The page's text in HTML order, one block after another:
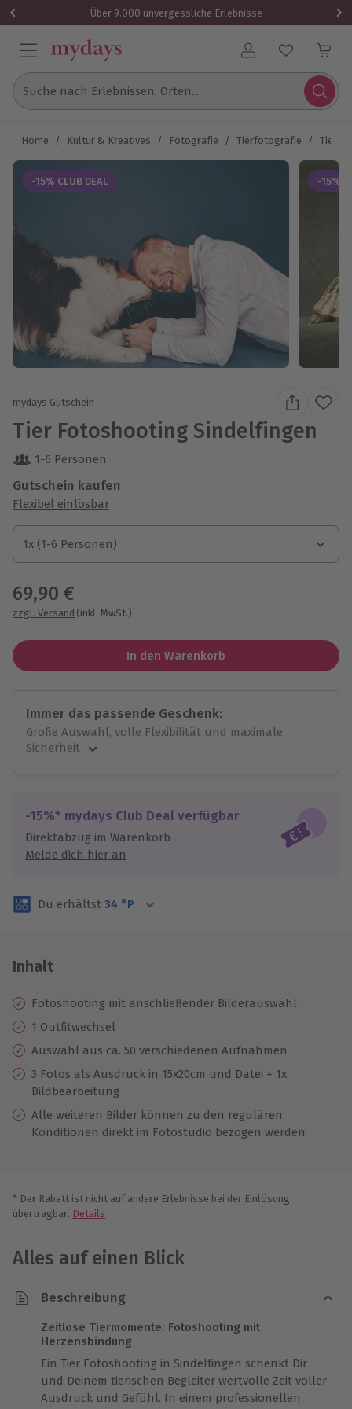
Über 9.000 unvergessliche Erlebnisse
Benutzerkonto
Suche nach Erlebnissen, Orten...
Home / Kultur & Kreatives / Fotografie / Tierfotografie / Tier
-15% CLUB DEAL -15%
mydays Gutschein
Tier Fotoshooting Sindelfingen
1-6 Personen
Gutschein kaufen
Flexibel einlösbar
1x (1-6 Personen)
1x (1-6 Personen)
1x (1-6 Personen)
69,90 €
zzgl. Versand (inkl. MwSt.)
In den Warenkorb
Immer das passende Geschenk:
Große Auswahl, volle Flexibilität und maximale
Sicherheit
Jeder Gutschein für alle Erlebnisse einlösbar.
Maximale Sicherheit
3 Jahre gültig & verlängerbar.
-15%* mydays Club Deal verfügbar
Direktabzug im Warenkorb
Melde dich hier an
Du erhältst 34 °P
Inhalt
Fotoshooting mit anschließender Bilderauswahl
1 Outfitwechsel
Auswahl aus ca. 50 verschiedenen Aufnahmen
3 Fotos als Ausdruck in 15x20cm und Datei + 1x
Bildbearbeitung
Alle weiteren Bilder können zu den regulären
Konditionen direkt im Fotostudio bezogen werden
* Der Rabatt ist nicht auf andere Erlebnisse bei der Einlösung
übertragbar. Details
Alles auf einen Blick
Beschreibung
Zeitlose Tiermomente: Fotoshooting mit
Herzensbindung
Ein Tier Fotoshooting in Sindelfingen schenkt Dir
und Deinem tierischen Begleiter wertvolle Zeit voller
Ausdruck und Gefühl. In einem professionellen